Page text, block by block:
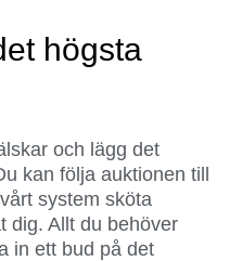
högsta
och lägg det
kan följa auktionen till
system sköta
dig. Allt du behöver
in ett bud på det